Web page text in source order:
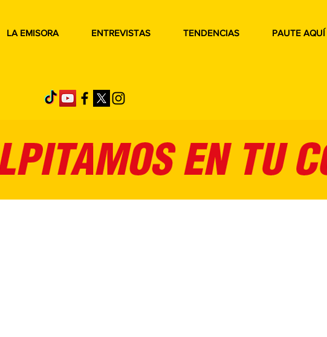
LA EMISORA ENTREVISTAS TENDENCIAS PAUTE AQUÍ